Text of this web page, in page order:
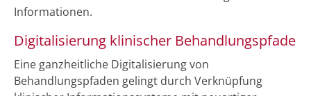
Informationen.
Digitalisierung klinischer Behandlungspfade
Eine ganzheitliche Digitalisierung von
Behandlungspfaden gelingt durch Verknüpfung